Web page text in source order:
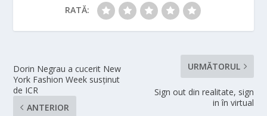
RATĂ:
Dorin Negrau a cucerit New
York Fashion Week susținut
de ICR
ANTERIOR
URMĂTORUL
Sign out din realitate, sign
in în virtual